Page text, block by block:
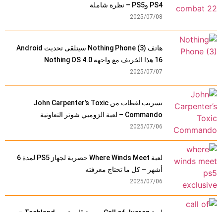
PS4 وPS5 – نظرة شاملة
2025/07/08
هاتف Nothing Phone (3) سيتلقى تحديث Android
16 هذا الخريف مع واجهة Nothing OS 4.0
2025/07/07
تسريب لقطات من John Carpenter’s Toxic
Commando – لعبة الزومبي شوتر التعاونية
2025/07/06
لعبة Where Winds Meet حصرية لجهاز PS5 لمدة 6
أشهر – كل ما تحتاج معرفته
2025/07/06